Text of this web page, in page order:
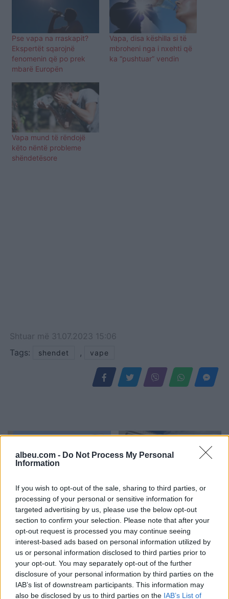
albeu.com - Do Not Process My Personal
Information
If you wish to opt-out of the sale, sharing to third parties, or
processing of your personal or sensitive information for
targeted advertising by us, please use the below opt-out
section to confirm your selection. Please note that after your
opt-out request is processed you may continue seeing
interest-based ads based on personal information utilized by
us or personal information disclosed to third parties prior to
your opt-out. You may separately opt-out of the further
disclosure of your personal information by third parties on the
IAB’s list of downstream participants. This information may
also be disclosed by us to third parties on the IAB’s List of
Pse vapa na rraskapit?
Ekspertët sqarojnë
fenomenin që po prek
mbarë Europën
Vapa, disa këshilla si të
mbroheni nga i nxehti që
ka “pushtuar” vendin
Vapa mund të rëndojë
këto nëntë probleme
shëndetësore
Shtuar më 31.07.2023 15:06
Tags:
shendet , vape
Napoli, tezja dhe nipi
gjenden pa jetë në
apartament, dyshohet se
kishin vdekur prej disa
ditësh
Reforma territoriale,
Bashkia Cërrik hap
konsultimin me qytetarët,
Doka: Vendimmarrja të
udhëhiqet nga nevojat e
komunitetit